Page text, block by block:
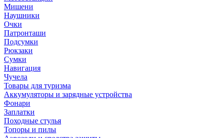
Мишени
Наушники
Очки
Патронташи
Подсумки
Рюкзаки
Сумки
Навигация
Чучела
Товары для туризма
Аккумуляторы и зарядные устройства
Фонари
Заплатки
Походные стулья
Топоры и пилы